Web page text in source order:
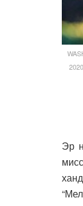
Эр